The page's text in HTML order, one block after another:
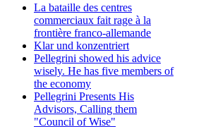
La bataille des centres
commerciaux fait rage à la
frontière franco-allemande
Klar und konzentriert
Pellegrini showed his advice
wisely. He has five members of
the economy
Pellegrini Presents His
Advisors, Calling them
"Council of Wise"